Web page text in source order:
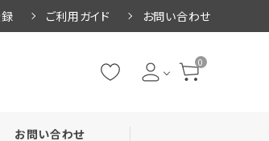
ご利用ガイド お問い合わせ
0
お問い合わせ